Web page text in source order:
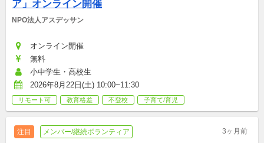
ア」オンライン開催
NPO法人アスデッサン
オンライン開催
無料
小中学生・高校生
2026年8月22日(土) 10:00~11:30
リモート可 教育格差 不登校 子育て/育児
注目 メンバー/継続ボランティア 3ヶ月前